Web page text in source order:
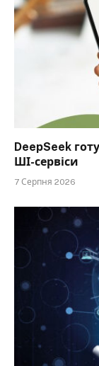
DeepSeek
ШІ-сервіси
7 Серпня 2026